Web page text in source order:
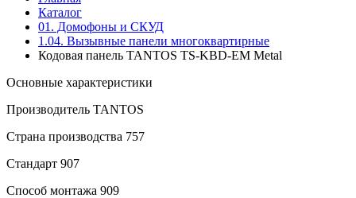
Каталог
01. Домофоны и СКУД
1.04. Вызывные панели многоквартирные
Кодовая панель TANTOS TS-KBD-EM Metal
Основные характеристики
Производитель TANTOS
Страна производства 757
Стандарт 907
Способ монтажа 909